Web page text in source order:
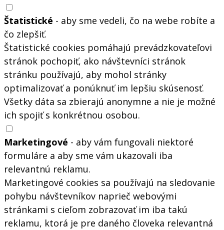
Štatistické - aby sme vedeli, čo na webe robíte a
čo zlepšiť.
Štatistické cookies pomáhajú prevádzkovateľovi
stránok pochopiť, ako návštevníci stránok
stránku používajú, aby mohol stránky
optimalizovať a ponúknuť im lepšiu skúsenosť.
Všetky dáta sa zbierajú anonymne a nie je možné
ich spojiť s konkrétnou osobou.
Marketingové - aby vám fungovali niektoré
formuláre a aby sme vám ukazovali iba
relevantnú reklamu.
Marketingové cookies sa používajú na sledovanie
pohybu návštevníkov naprieč webovými
stránkami s cieľom zobrazovať im iba takú
reklamu, ktorá je pre daného človeka relevantná